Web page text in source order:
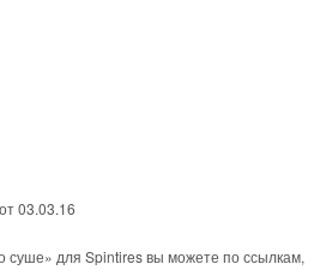
03.03.16
суше» для Spintires вы можете по ссылкам,